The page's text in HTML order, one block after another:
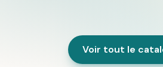
Voir tout le